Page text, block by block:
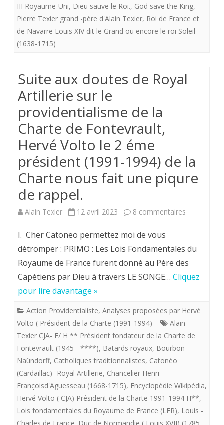
la
Charte
(2024-
nous
pose
bonne
III Royaume-Uni, Dieu sauve le Roi., God save the King,
Pierre Texier grand -père d'Alain Texier, Roi de France et
de Navarre Louis XIV dit le Grand ou encore le roi Soleil
(1638-1715)
Suite aux doutes de Royal
Artillerie sur le
providentialisme de la
Charte de Fontevrault,
Hervé Volto le 2 éme
président (1991-1994) de la
Charte nous fait une piqure
de rappel.
Alain Texier 12 avril 2023 8 commentaires
aux
doutes
de
sur
le
de
Charte
I. Cher Catoneo permettez moi de vous
détromper : PRIMO : Les Lois Fondamentales du
Royaume de France furent donné au Père des
Capétiens par Dieu à travers LE SONGE… Cliquez
pour lire davantage »
Action Providentialiste, Analyses proposées par Hervé
Volto ( Président de la Charte (1991-1994)
Alain
Texier CJA- F/ H ** Président fondateur de la Charte de
Fontevrault (1945 - ****), Batards royaux, Bourbon-
Naündorff, Catholiques traditionnalistes, Catonéo
(Cardaillac)- Royal Artillerie, Chancelier Henri-
Françoisd'Aguesseau (1668-1715), Encyclopédie Wikipédia,
Hervé Volto ( CJA) Président de la Charte 1991-1994 H**,
Lois fondamentales du Royaume de France (LFR), Louis -